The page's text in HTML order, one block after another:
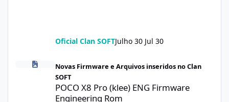
Oficial Clan SOFTJulho 30 Jul 30
POCO X8 Pro (klee) ENG Firmware Engineering Rom
Novas Firmware e Arquivos inseridos no Clan
SOFT
POCO X8 Pro (klee) ENG Firmware
Engineering Rom